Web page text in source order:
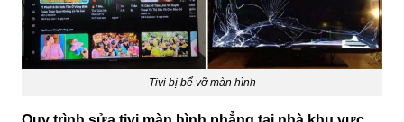
Tivi bị bể vỡ màn hình